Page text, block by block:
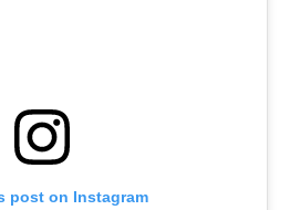
post on Instagram